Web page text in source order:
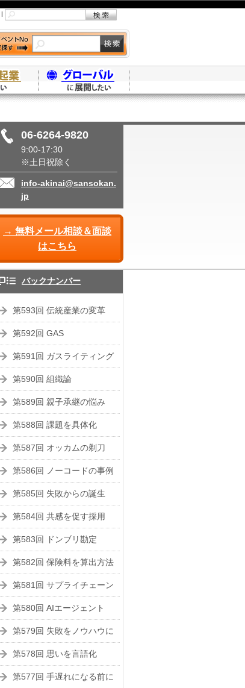
|
06-6264-9820
9:00-17:30
※土日祝除く
info-akinai@sansokan.
jp
→ 無料メール相談＆面談
はこちら
バックナンバー
第593回 伝統産業の変革
第592回 GAS
第591回 ガスライティング
第590回 組織論
第589回 親子承継の悩み
第588回 課題を具体化
第587回 オッカムの剃刀
第586回 ノーコードの事例
第585回 失敗からの誕生
第584回 共感を促す採用
第583回 ドンブリ勘定
第582回 保険料を算出方法
第581回 サプライチェーン
第580回 AIエージェント
第579回 失敗をノウハウに
第578回 思いを言語化
第577回 手遅れになる前に